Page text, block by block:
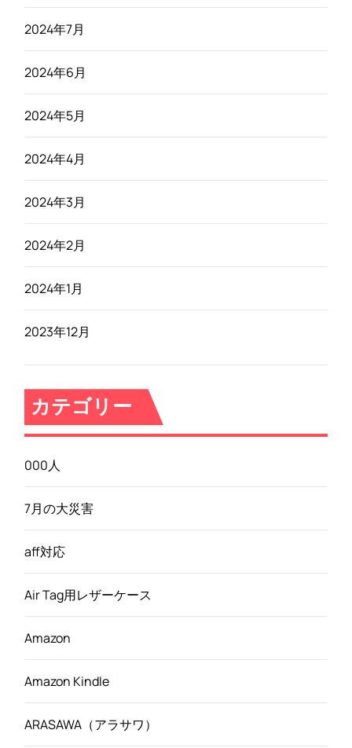
2024年7月
2024年6月
2024年5月
2024年4月
2024年3月
2024年2月
2024年1月
2023年12月
カテゴリー
000人
7月の大災害
aff対応
Air Tag用レザーケース
Amazon
Amazon Kindle
ARASAWA（アラサワ）